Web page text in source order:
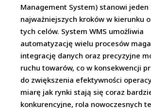
Management System) stanowi jeden
najważniejszych kroków w kierunku
tych celów. System WMS umożliwia
automatyzację wielu procesów
integrację danych oraz precyzyjne
ruchu towarów, co w konsekwencji
do zwiększenia efektywności
miarę jak rynki stają się coraz
konkurencyjne, rola nowoczesnych